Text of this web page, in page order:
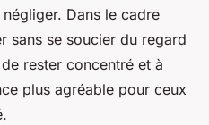
Dans le cadre
sans se soucier du regard
rester concentré et à
plus agréable pour ceux